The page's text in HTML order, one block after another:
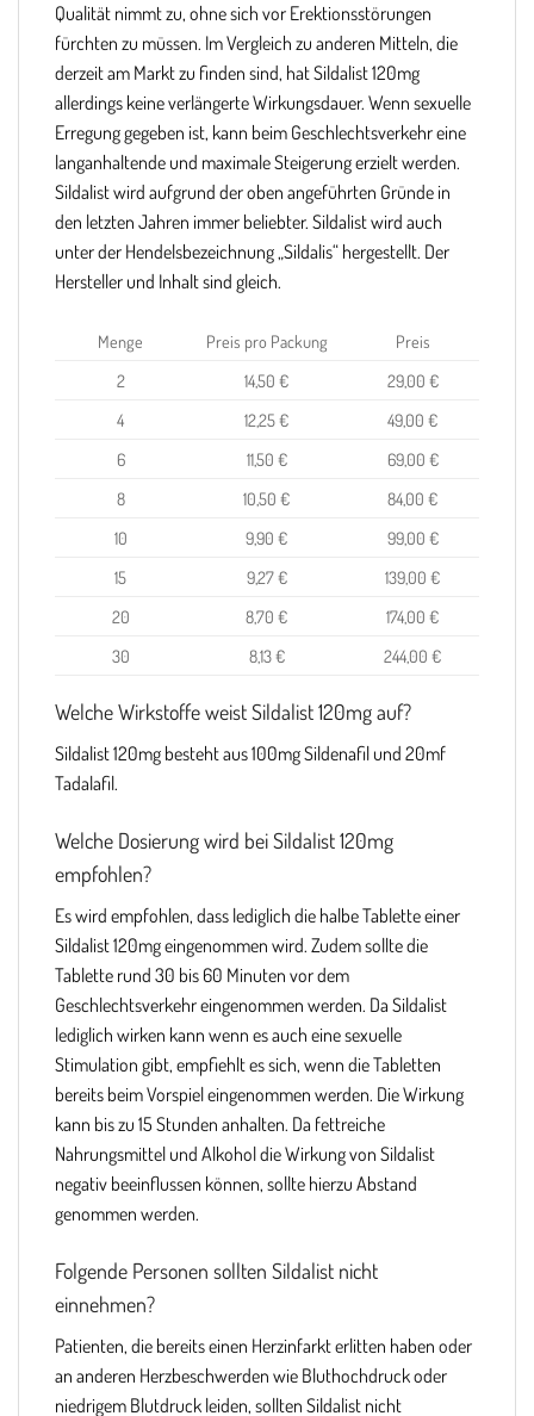
Qualität nimmt zu, ohne sich vor Erektionsstörungen
fürchten zu müssen. Im Vergleich zu anderen Mitteln, die
derzeit am Markt zu finden sind, hat Sildalist 120mg
allerdings keine verlängerte Wirkungsdauer. Wenn sexuelle
Erregung gegeben ist, kann beim Geschlechtsverkehr eine
langanhaltende und maximale Steigerung erzielt werden.
Sildalist wird aufgrund der oben angeführten Gründe in
den letzten Jahren immer beliebter. Sildalist wird auch
unter der Hendelsbezeichnung „Sildalis“ hergestellt. Der
Hersteller und Inhalt sind gleich.
Menge Preis pro Packung
Preis
2
14,50 €
29,00 €
4
12,25 €
49,00 €
6
11,50 €
69,00 €
8
10,50 €
84,00 €
10
9,90 €
99,00 €
15
9,27 €
139,00 €
20
8,70 €
174,00 €
30
8,13 € 244,00 €
Welche Wirkstoffe weist Sildalist 120mg auf?
Sildalist 120mg besteht aus 100mg Sildenafil und 20mf
Tadalafil.
Welche Dosierung wird bei Sildalist 120mg
empfohlen?
Es wird empfohlen, dass lediglich die halbe Tablette einer
Sildalist 120mg eingenommen wird. Zudem sollte die
Tablette rund 30 bis 60 Minuten vor dem
Geschlechtsverkehr eingenommen werden. Da Sildalist
lediglich wirken kann wenn es auch eine sexuelle
Stimulation gibt, empfiehlt es sich, wenn die Tabletten
bereits beim Vorspiel eingenommen werden. Die Wirkung
kann bis zu 15 Stunden anhalten. Da fettreiche
Nahrungsmittel und Alkohol die Wirkung von Sildalist
negativ beeinflussen können, sollte hierzu Abstand
genommen werden.
Folgende Personen sollten Sildalist nicht
einnehmen?
Patienten, die bereits einen Herzinfarkt erlitten haben oder
an anderen Herzbeschwerden wie Bluthochdruck oder
niedrigem Blutdruck leiden, sollten Sildalist nicht